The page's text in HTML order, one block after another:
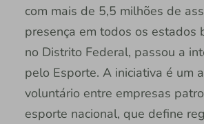
com mais de 5,5 milhões de
presença em todos os estados
no Distrito Federal, passou a
pelo Esporte. A iniciativa é um
voluntário entre empresas
esporte nacional, que define